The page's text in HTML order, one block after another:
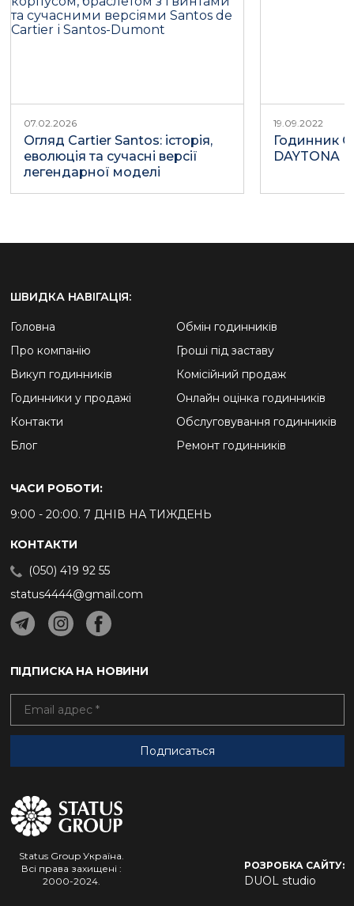
07.02.2026
Огляд Cartier Santos: історія,
еволюція та сучасні версії
легендарної моделі
19.09.2022
Годинник
DAYTONA
Status Group Україна.
Всі права захищені :
2000-2024.
РОЗРОБКА САЙТУ:
DUOL studio
ШВИДКА НАВІГАЦІЯ:
Головна
Про компанію
Викуп годинників
Годинники у продажі
Контакти
Блог
Обмін годинників
Гроші під заставу
Комісійний продаж
Онлайн оцінка годинників
Обслуговування годинників
Ремонт годинників
ЧАСИ РОБОТИ:
9:00 - 20:00. 7 ДНІВ НА ТИЖДЕНЬ
КОНТАКТИ
(050) 419 92 55
status4444@gmail.com
ПІДПИСКА НА НОВИНИ